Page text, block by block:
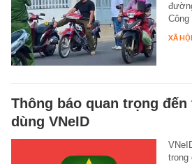
XÃ HỘI
Thông báo quan trọng
dùng VNeID
trong